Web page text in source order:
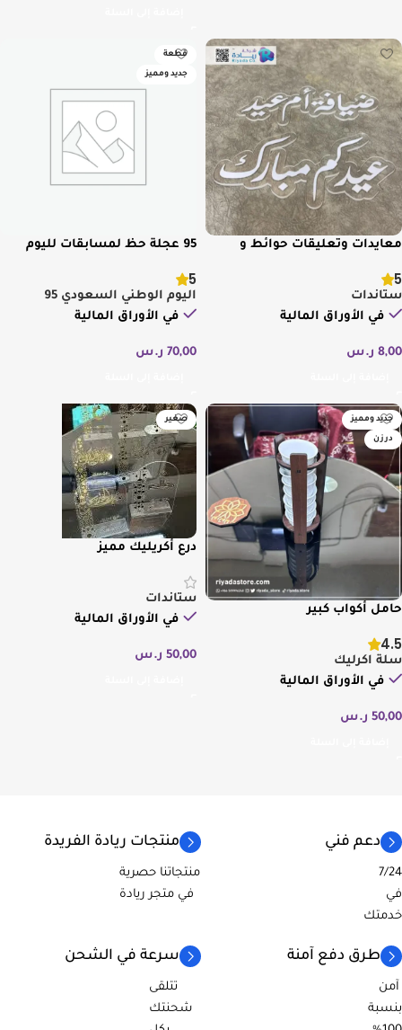
معايدات وتعليقات حوائط و
5
ستاندات
في الأوراق المالية
8,00 ر.س
قطعة
جديد ومميز
95 عجلة حظ لمسابقات لليوم
5
اليوم الوطني السعودي 95
في الأوراق المالية
70,00 ر.س
جديد ومميز
درزن
حامل أكواب كبير
4.5
سلة اكرليك
في الأوراق المالية
50,00 ر.س
صغير
درع أكريليك مميز
ستاندات
في الأوراق المالية
50,00 ر.س
دعم فني
7/24
في
خدمتك
منتجات ريادة الفريدة
منتجاتنا حصرية
في متجر ريادة
طرق دفع آمنة
آمن
بنسبة
سرعة في الشحن
تتلقى
شحنتك